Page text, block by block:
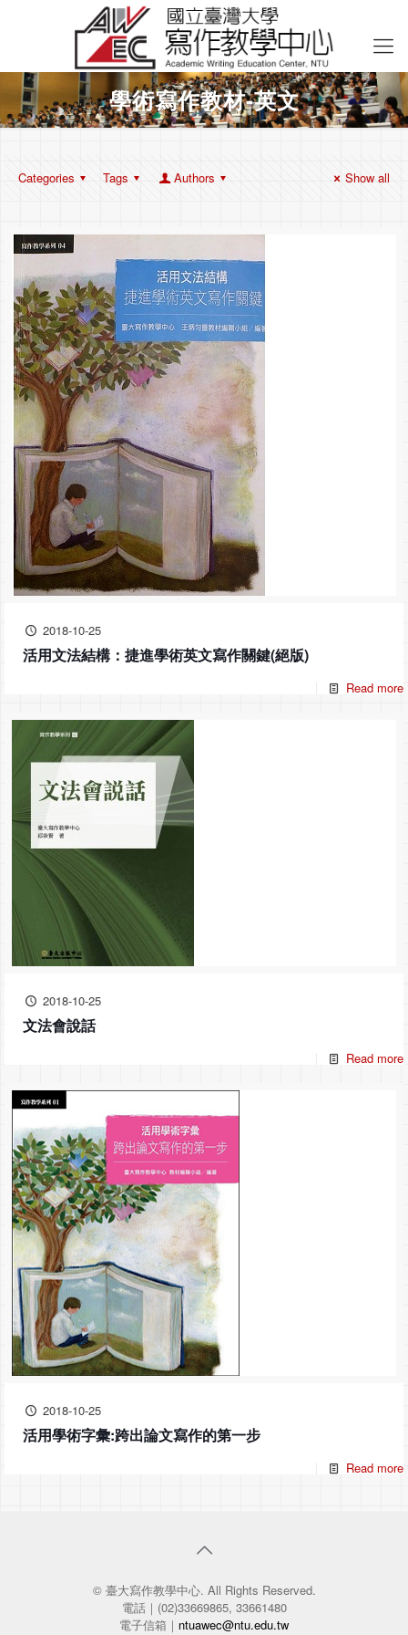
學術寫作教材-英文
Categories Tags Authors Show all
2018-10-25
活用文法結構：捷進學術英文寫作關鍵(絕版)
Read more
2018-10-25
文法會說話
Read more
2018-10-25
活用學術字彙:跨出論文寫作的第一步
Read more
© 臺大寫作教學中心. All Rights Reserved.
電話｜(02)33669865, 33661480
電子信箱｜ ntuawec@ntu.edu.tw